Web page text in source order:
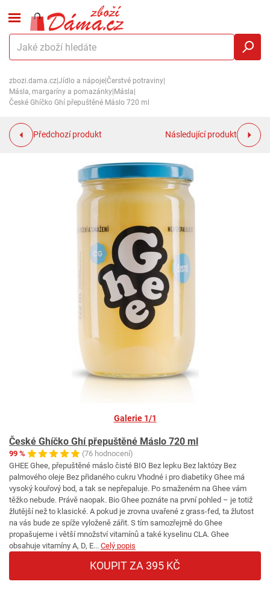
zbozi.dama.cz Jídlo a nápoje Čerstvé potraviny
Másla, margaríny a pomazánky Másla
České Ghíčko Ghí přepuštěné Máslo 720 ml
Předchozí produkt Následující produkt
Galerie 1/1
České Ghíčko Ghí přepuštěné Máslo 720 ml
99 %
(76 hodnocení)
GHEE Ghee, přepuštěné máslo čisté BIO Bez lepku Bez laktózy Bez
palmového oleje Bez přidaného cukru Vhodné i pro diabetiky Ghee má
vysoký kouřový bod, a tak se nepřepaluje. Po smaženém na Ghee vám
těžko nebude. Právě naopak. Bio Ghee poznáte na první pohled – je totiž
žlutější než to klasické. A pokud je zrovna uvařené z grass-fed, ta žlutost
na vás bude ze spíže vyloženě zářit. S tím samozřejmě do Ghee
propašujeme i větší množství vitamínů a také kyselinu CLA. Ghee
obsahuje vitamíny A, D, E... Celý popis
KOUPIT ZA 395 KČ